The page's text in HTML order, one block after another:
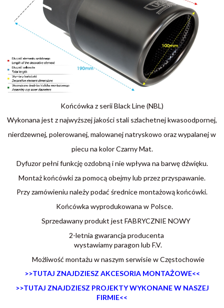
Końcówka z serii Black Line (NBL)
Wykonana jest z najwyższej jakości stali szlachetnej kwasoodpornej,
nierdzewnej, polerowanej, malowanej natryskowo oraz wypalanej w
piecu na kolor Czarny Mat.
Dyfuzor pełni funkcję ozdobną i nie wpływa na barwę dźwięku.
Montaż końcówki za pomocą obejmy lub przez przyspawanie.
Przy zamówieniu należy podać średnice montażową końcówki.
Końcówka wyprodukowana w Polsce.
Sprzedawany produkt jest FABRYCZNIE NOWY
2-letnia gwarancja producenta
wystawiamy paragon lub F.V.
Możliwość montażu w naszym serwisie w Częstochowie
>>TUTAJ ZNAJDZIESZ AKCESORIA MONTAŻOWE<<
>>TUTAJ ZNAJDZIESZ PROJEKTY WYKONANE W NASZEJ
FIRMIE<<